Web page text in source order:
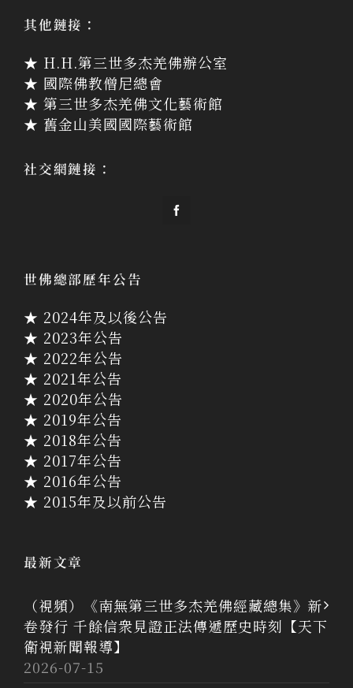
其他鏈接：
★ H.H.第三世多杰羌佛辦公室
★ 國際佛教僧尼總會
★ 第三世多杰羌佛文化藝術館
★ 舊金山美國國際藝術館
社交網鏈接：
世佛總部歷年公告
★ 2024年及以後公告
★ 2023年公告
★ 2022年公告
★ 2021年公告
★ 2020年公告
★ 2019年公告
★ 2018年公告
★ 2017年公告
★ 2016年公告
★ 2015年及以前公告
最新文章
（視頻）《南無第三世多杰羌佛經藏總集》新
卷發行 千餘信衆見證正法傳遞歷史時刻【天下
衛視新聞報導】
2026-07-15